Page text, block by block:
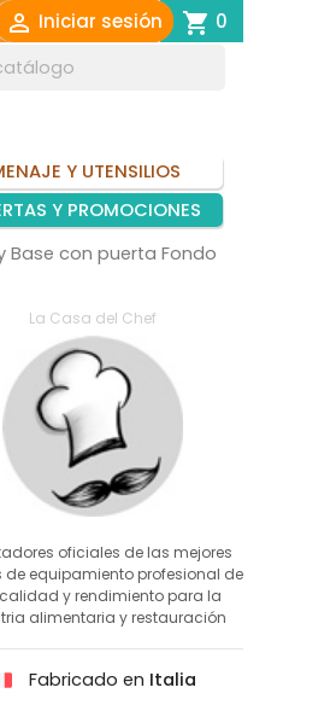
 Iniciar sesión shopping_cart 0
Y UTENSILIOS
Y PROMOCIONES
Base con puerta Fondo
La Casa del Chef
oficiales de las mejores
equipamiento profesional de
y rendimiento para la
alimentaria y restauración
Fabricado en Italia